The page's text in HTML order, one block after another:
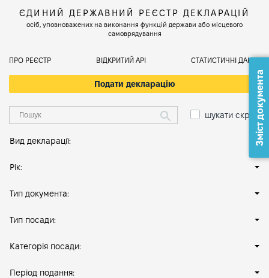
ЄДИНИЙ ДЕРЖАВНИЙ РЕЄСТР ДЕКЛАРАЦІЙ
осіб, уповноважених на виконання функцій держави або місцевого
самоврядування
ПРО РЕЄСТР ВІДКРИТИЙ АРІ СТАТИСТИЧНІ ДАНІ
Подати декларацію
шукати скрізь
Вид декларації:
Рік:
Тип документа:
Тип посади:
Категорія посади:
Період подання:
Зміст документа